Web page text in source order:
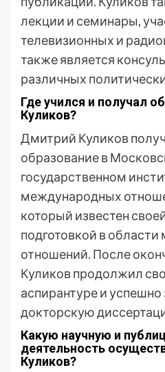
лекции и семинары,
телевизионных и
также является
различных
Где учился и получал
Куликов?
Дмитрий Куликов
образование в
государственном
международных
который известен
подготовкой в
отношений. После
Куликов продолжил
аспирантуре и
докторскую
Какую научную и
деятельность
Куликов?